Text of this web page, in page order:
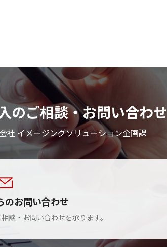
のご相談・お問い合わせ
社 イメージングソリューション企画課
のお問い合わせ
談・お問い合わせを承ります。